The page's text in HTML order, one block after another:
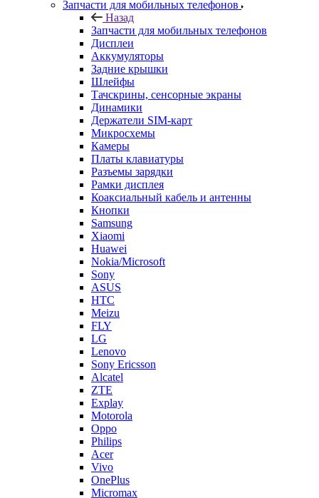
Запчасти для мобильных телефонов
Назад
Запчасти для мобильных телефонов
Дисплеи
Аккумуляторы
Задние крышки
Шлейфы
Тачскрины, сенсорные экраны
Динамики
Держатели SIM-карт
Микросхемы
Камеры
Платы клавиатуры
Разъемы зарядки
Рамки дисплея
Коаксиальный кабель и антенны
Кнопки
Samsung
Xiaomi
Huawei
Nokia/Microsoft
Sony
ASUS
HTC
Meizu
FLY
LG
Lenovo
Sony Ericsson
Alcatel
ZTE
Explay
Motorola
Oppo
Philips
Acer
Vivo
OnePlus
Micromax